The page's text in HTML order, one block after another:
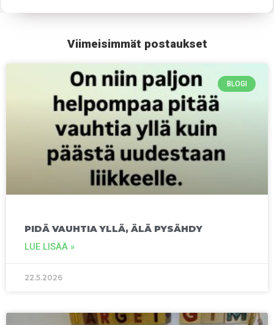
Viimeisimmät postaukset
BLOGI
PIDÄ VAUHTIA YLLÄ, ÄLÄ PYSÄHDY
LUE LISÄÄ »
22.5.2026